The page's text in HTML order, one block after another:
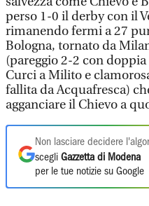
perso 1-0 il derby con il
rimanendo fermi a 27
Bologna, tornato da
(pareggio 2-2 con
Curci a Milito e
fallita da Acquafresca)
agganciare il Chievo a
Non lasciare decidere
scegli Gazzetta di Modena
per le tue notizie su Google